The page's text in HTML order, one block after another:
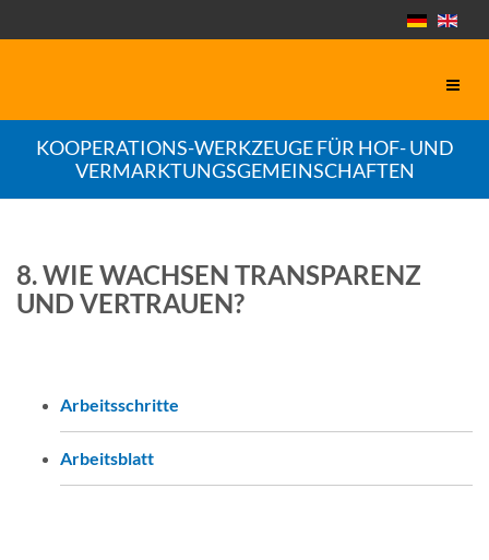
KOOPERATIONS-WERKZEUGE FÜR HOF- UND
VERMARKTUNGSGEMEINSCHAFTEN
8. WIE WACHSEN TRANSPARENZ
UND VERTRAUEN?
Arbeitsschritte
Arbeitsblatt